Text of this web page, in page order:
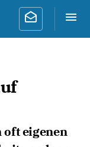
oft eigenen